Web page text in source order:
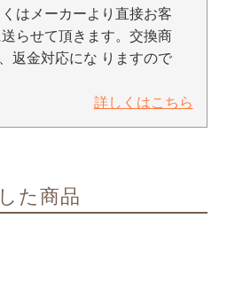
はメーカーより直接お客
らせて頂きます。交換商
返金対応にな りますので
詳しくはこちら
た商品